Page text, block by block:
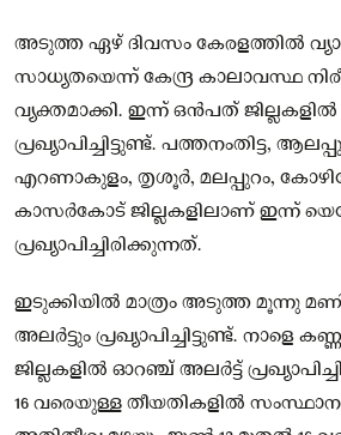
അടുത്ത ഏഴ് ദിവസം കേരളത്തില്‍
സാധ്യതയെന്ന് കേന്ദ്ര കാലാവസ്ഥ
വ്യക്തമാക്കി. ഇന്ന് ഒന്‍പത്
പ്രഖ്യാപിച്ചിട്ടുണ്ട്. പത്തനംതിട്ട,
എറണാകുളം, തൃശൂര്‍, മലപ്പുറം,
കാസര്‍കോട് ജില്ലകളിലാണ് ഇന്ന്
പ്രഖ്യാപിച്ചിരിക്കുന്നത്.
ഇടുക്കിയില്‍ മാത്രം അടുത്ത മൂന്നു
അലര്‍ട്ടും പ്രഖ്യാപിച്ചിട്ടുണ്ട്. നാളെ
ജില്ലകളില്‍ ഓറഞ്ച് അലര്‍ട്ട്
16 വരെയുള്ള തീയതികളില്‍